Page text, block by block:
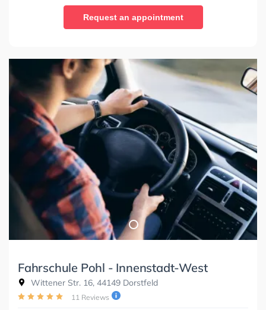
Request an appointment
Fahrschule Pohl - Innenstadt-West
Wittener Str. 16, 44149 Dorstfeld
11 Reviews